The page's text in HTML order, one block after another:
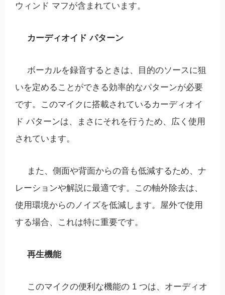
ウィンド マフが含まれています。
カーディオイド パターン
ボーカルを録音するときは、目的のソースに狙
いを定めることができる効率的なパターンが必要
です。このマイクに搭載されているカーディオイ
ド パターンは、まさにそれを行うため、広く使用
されています。
また、側面や背面からの音も低減するため、ナ
レーションや解説に最適です。この軸外除去は、
使用環境からのノイズを低減します。屋外で使用
する場合、これは特に重要です。
再生機能
このマイクの便利な機能の 1 つは、オーディオ